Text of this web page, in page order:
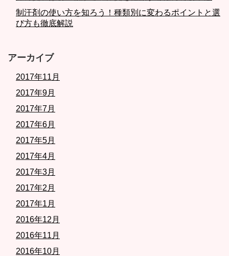
制汗剤の使い方を知ろう！種類別に変わるポイントと選
び方も徹底解説
アーカイブ
2017年11月
2017年9月
2017年7月
2017年6月
2017年5月
2017年4月
2017年3月
2017年2月
2017年1月
2016年12月
2016年11月
2016年10月